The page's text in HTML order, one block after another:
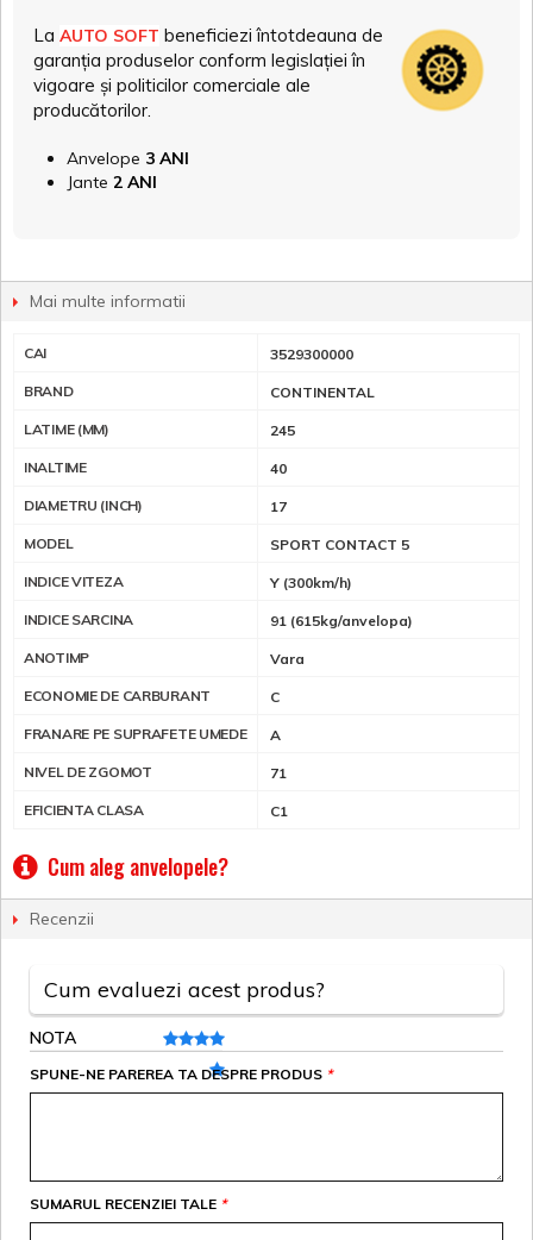
La AUTO SOFT beneficiezi întotdeauna de
garanția produselor conform legislației în
vigoare și politicilor comerciale ale
producătorilor.
Anvelope 3 ANI
Jante 2 ANI
Mai multe informatii
CAI 3529300000
BRAND CONTINENTAL
LATIME (MM) 245
INALTIME 40
DIAMETRU (INCH) 17
MODEL SPORT CONTACT 5
INDICE VITEZA Y (300km/h)
INDICE SARCINA 91 (615kg/anvelopa)
ANOTIMP Vara
ECONOMIE DE CARBURANT C
FRANARE PE SUPRAFETE UMEDE A
NIVEL DE ZGOMOT 71
EFICIENTA CLASA C1
Cum aleg anvelopele?
Recenzii
Cum evaluezi acest produs?
NOTA
*
SPUNE-NE PAREREA TA DESPRE PRODUS
*
SUMARUL RECENZIEI TALE